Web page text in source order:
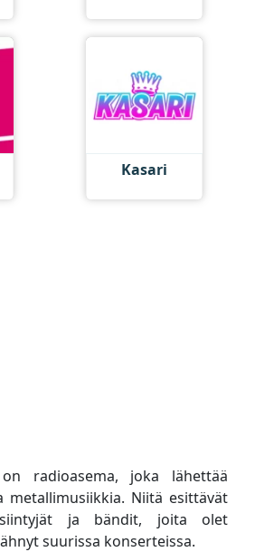
Kasari
radioasema, joka lähettää
metallimusiikkia. Niitä esittävät
ja bändit, joita olet
suurissa konserteissa.